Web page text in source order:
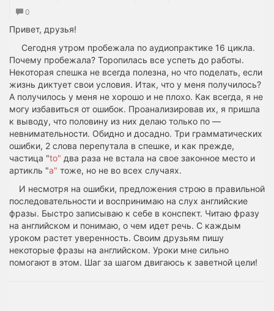
0
Привет, друзья!
Сегодня утром пробежала по аудиопрактике 16 цикла.
Почему пробежала? Торопилась все успеть до работы.
Некоторая спешка не всегда полезна, но что поделать, если
жизнь диктует свои условия. Итак, что у меня получилось?
А получилось у меня не хорошо и не плохо. Как всегда, я не
могу избавиться от ошибок. Проанализировав их, я пришла
к выводу, что половину из них делаю только по —
невнимательности. Обидно и досадно. Три грамматических
ошибки, 2 слова перепутала в спешке, и как прежде,
частица "to" два раза не встала на свое законное место и
артикль "а" тоже, но не во всех случаях.
И несмотря на ошибки, предложения строю в правильной
последовательности и воспринимаю на слух английские
фразы. Быстро записываю к себе в конспект. Читаю фразу
на английском и понимаю, о чем идет речь. С каждым
уроком растет уверенность. Своим друзьям пишу
некоторые фразы на английском. Уроки мне сильно
помогают в этом. Шаг за шагом двигаюсь к заветной цели!